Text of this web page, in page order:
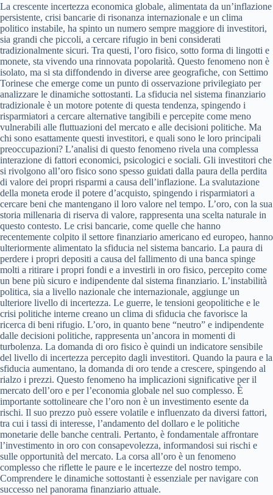
La crescente incertezza economica globale, alimentata da un’inflazione
persistente, crisi bancarie di risonanza internazionale e un clima
politico instabile, ha spinto un numero sempre maggiore di investitori,
sia grandi che piccoli, a cercare rifugio in beni considerati
tradizionalmente sicuri. Tra questi, l’oro fisico, sotto forma di lingotti e
monete, sta vivendo una rinnovata popolarità. Questo fenomeno non è
isolato, ma si sta diffondendo in diverse aree geografiche, con Settimo
Torinese che emerge come un punto di osservazione privilegiato per
analizzare le dinamiche sottostanti. La sfiducia nel sistema finanziario
tradizionale è un motore potente di questa tendenza, spingendo i
risparmiatori a cercare alternative tangibili e percepite come meno
vulnerabili alle fluttuazioni del mercato e alle decisioni politiche. Ma
chi sono esattamente questi investitori, e quali sono le loro principali
preoccupazioni? L’analisi di questo fenomeno rivela una complessa
interazione di fattori economici, psicologici e sociali. Gli investitori che
si rivolgono all’oro fisico sono spesso guidati dalla paura della perdita
di valore dei propri risparmi a causa dell’inflazione. La svalutazione
della moneta erode il potere d’acquisto, spingendo i risparmiatori a
cercare beni che mantengano il loro valore nel tempo. L’oro, con la sua
storia millenaria di riserva di valore, rappresenta una scelta naturale in
questo contesto. Le crisi bancarie, come quelle che hanno
recentemente colpito il settore finanziario americano ed europeo, hanno
ulteriormente alimentato la sfiducia nel sistema bancario. La paura di
perdere i propri depositi a causa del fallimento di una banca spinge
molti a ritirare i propri fondi e a investirli in oro fisico, percepito come
un bene più sicuro e indipendente dal sistema finanziario. L’instabilità
politica, sia a livello nazionale che internazionale, aggiunge un
ulteriore livello di incertezza. Le guerre, le tensioni geopolitiche e le
crisi politiche interne creano un clima di sfiducia che favorisce la
ricerca di beni rifugio. L’oro, in quanto bene “neutro” e indipendente
dalle decisioni politiche, rappresenta un’ancora in momenti di
turbolenza. La domanda di oro fisico è quindi un indicatore sensibile
del livello di incertezza percepito dagli investitori. Quando la paura e la
sfiducia aumentano, la domanda di oro tende a crescere, spingendo al
rialzo i prezzi. Questo fenomeno ha implicazioni significative per il
mercato dell’oro e per l’economia globale nel suo complesso. È
importante sottolineare che l’oro non è un investimento esente da
rischi. Il suo prezzo può essere volatile e influenzato da diversi fattori,
tra cui i tassi di interesse, l’andamento del dollaro e le politiche
monetarie delle banche centrali. Pertanto, è fondamentale affrontare
l’investimento in oro con consapevolezza, informandosi sui rischi e
sulle opportunità del mercato. La corsa all’oro è un fenomeno
complesso che riflette le paure e le incertezze del nostro tempo.
Comprendere le dinamiche sottostanti è essenziale per navigare con
successo nel panorama finanziario attuale.